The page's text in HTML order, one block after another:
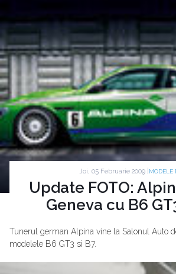
Joi, 05 Februarie 2009 | MODELE
Update FOTO:
Geneva cu B6
Tunerul german Alpina vine la Salonul Auto
modelele B6 GT3 si B7.